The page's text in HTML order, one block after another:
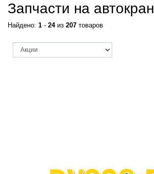
Запчасти на автокран
Найдено: 1 - 24из 207 товаров